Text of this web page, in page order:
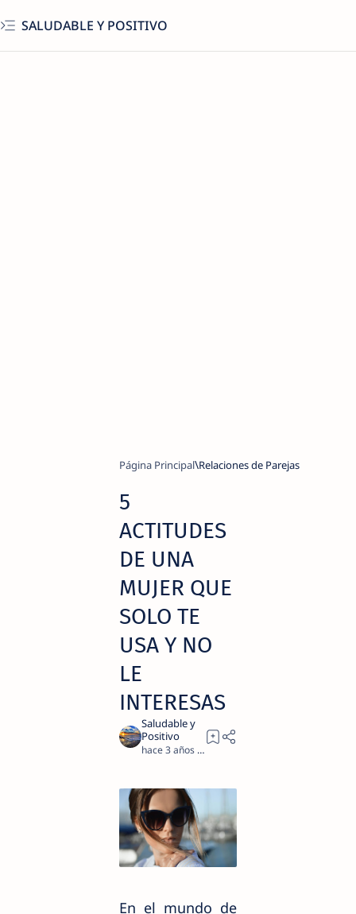
SALUDABLE Y POSITIVO
Página Principal Relaciones de Parejas
5
ACTITUDES
DE UNA
MUJER QUE
SOLO TE
USA Y NO
LE
INTERESAS
hace 3 años 2
En el mundo de